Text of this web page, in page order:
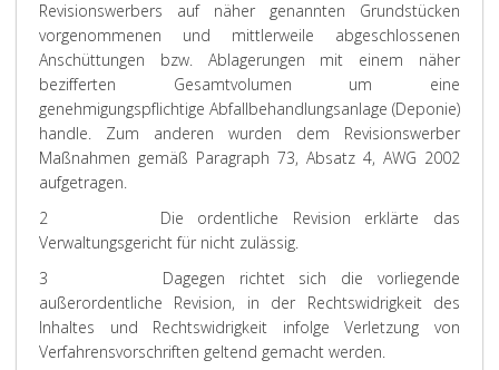
Revisionswerbers auf näher genannten Grundstücken
vorgenommenen und mittlerweile abgeschlossenen
Anschüttungen bzw. Ablagerungen mit einem näher
bezifferten Gesamtvolumen um eine
genehmigungspflichtige Abfallbehandlungsanlage (Deponie)
handle. Zum anderen wurden dem Revisionswerber
Maßnahmen gemäß Paragraph 73, Absatz 4, AWG 2002
aufgetragen.
2 Die ordentliche Revision erklärte das
Verwaltungsgericht für nicht zulässig.
3 Dagegen richtet sich die vorliegende
außerordentliche Revision, in der Rechtswidrigkeit des
Inhaltes und Rechtswidrigkeit infolge Verletzung von
Verfahrensvorschriften geltend gemacht werden.